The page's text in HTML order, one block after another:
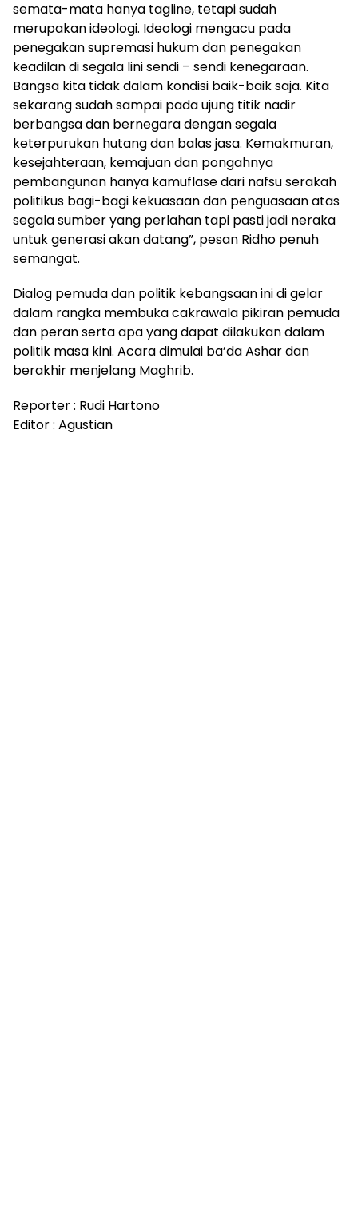
semata-mata hanya tagline, tetapi sudah
merupakan ideologi. Ideologi mengacu pada
penegakan supremasi hukum dan penegakan
keadilan di segala lini sendi – sendi kenegaraan.
Bangsa kita tidak dalam kondisi baik-baik saja. Kita
sekarang sudah sampai pada ujung titik nadir
berbangsa dan bernegara dengan segala
keterpurukan hutang dan balas jasa. Kemakmuran,
kesejahteraan, kemajuan dan pongahnya
pembangunan hanya kamuflase dari nafsu serakah
politikus bagi-bagi kekuasaan dan penguasaan atas
segala sumber yang perlahan tapi pasti jadi neraka
untuk generasi akan datang”, pesan Ridho penuh
semangat.
Dialog pemuda dan politik kebangsaan ini di gelar
dalam rangka membuka cakrawala pikiran pemuda
dan peran serta apa yang dapat dilakukan dalam
politik masa kini. Acara dimulai ba’da Ashar dan
berakhir menjelang Maghrib.
Reporter : Rudi Hartono
Editor : Agustian